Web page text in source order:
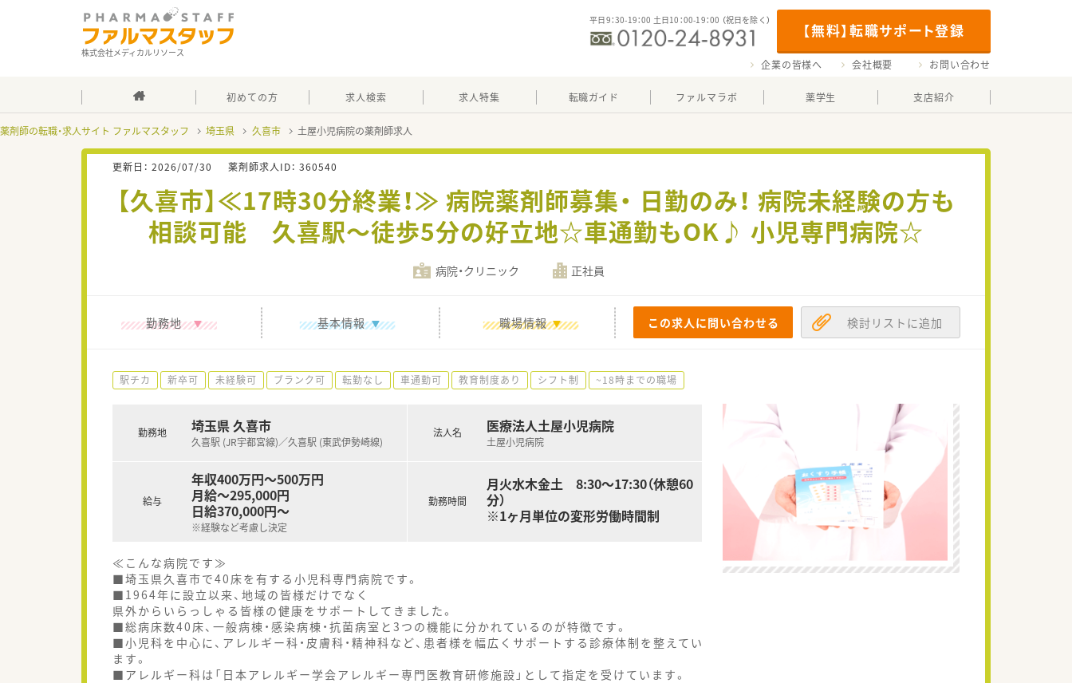
株式会社メディカルリソース
【無料】転職サポート登録
平日9：30-19：00 土日10：00-19：00 （祝日を除く）
企業の皆様へ 会社概要 お問い合わせ
初めての方 求人検索 求人特集 転職ガイド ファルマラボ 薬学生 支店紹介
薬剤師の転職・求人サイト ファルマスタッフ 埼玉県 久喜市 土屋小児病院の薬剤師求人
更新日： 2026/07/30 薬剤師求人ID： 360540
【久喜市】≪17時30分終業！≫ 病院薬剤師募集・ 日勤のみ！ 病院未経験の方も
相談可能 久喜駅～徒歩5分の好立地☆車通勤もOK♪ 小児専門病院☆
病院・クリニック 正社員
勤務地 基本情報 職場情報 この求人に問い合わせる 検討リストに追加
駅チカ 新卒可 未経験可 ブランク可 転勤なし 車通勤可 教育制度あり シフト制 ~18時までの職場
勤務地 埼玉県 久喜市
久喜駅 (JR宇都宮線)／久喜駅 (東武伊勢崎線)
給与
年収400万円～500万円
月給～295,000円
日給370,000円～
※経験など考慮し決定
法人名 医療法人土屋小児病院
土屋小児病院
勤務時間
月火水木金土 8:30～17:30（休憩60
分）
※1ヶ月単位の変形労働時間制
≪こんな病院です≫
■埼玉県久喜市で40床を有する小児科専門病院です。
■1964年に設立以来、地域の皆様だけでなく
県外からいらっしゃる皆様の健康をサポートしてきました。
■総病床数40床、一般病棟・感染病棟・抗菌病室と3つの機能に分かれているのが特徴です。
■小児科を中心に、アレルギー科・皮膚科・精神科など、患者様を幅広くサポートする診療体制を整えてい
ます。
■アレルギー科は「日本アレルギー学会アレルギー専門医教育研修施設」として指定を受けています。